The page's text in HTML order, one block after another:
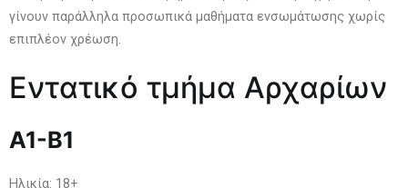
γίνουν παράλληλα προσωπικά μαθήματα ενσωμάτωσης χωρίς
επιπλέον χρέωση.
Εντατικό τμήμα Αρχαρίων
Α1-Β1
Ηλικία: 18+